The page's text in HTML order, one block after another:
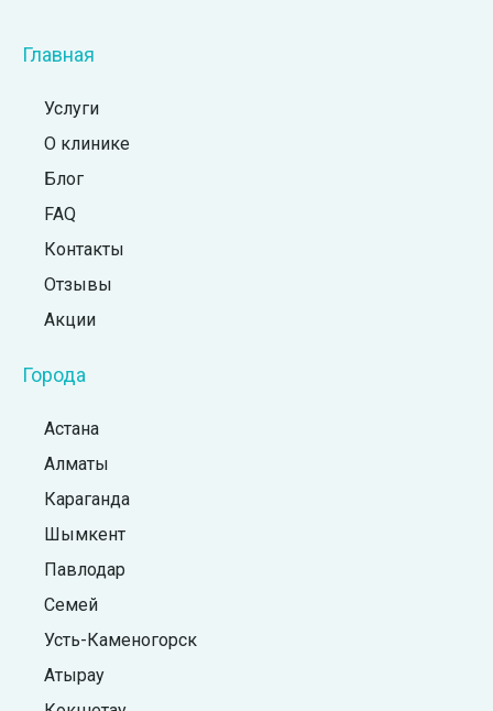
Главная
Услуги
О клинике
Блог
FAQ
Контакты
Отзывы
Акции
Города
Астана
Алматы
Караганда
Шымкент
Павлодар
Семей
Усть-Каменогорск
Атырау